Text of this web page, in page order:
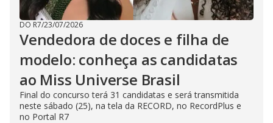
DO R7/23/07/2026
Vendedora de doces e filha de
modelo: conheça as candidatas
ao Miss Universe Brasil
Final do concurso terá 31 candidatas e será transmitida
neste sábado (25), na tela da RECORD, no RecordPlus e
no Portal R7